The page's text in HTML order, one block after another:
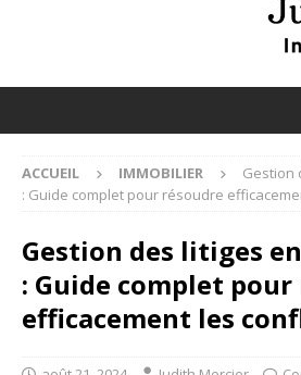
ACCUEIL IMMOBILIER
Gestion
: Guide complet pour résoudre
Gestion des litiges
: Guide complet
efficacement les